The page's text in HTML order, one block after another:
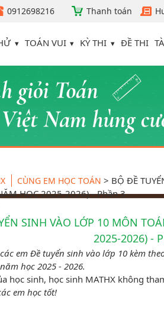
0912698216 Thanh toán
TOÁN VUI KỲ THI ĐỀ THI
CÙNG EM HỌC TOÁN > BỘ ĐỀ
HỌC 2025-2026) - Phần 3
SINH VÀO LỚP 10 MÔN
2025-2026) -
em Đề tuyển sinh vào lớp 10 kèm
học 2025 - 2026.
học sinh, học sinh MATHX không
em học tốt!